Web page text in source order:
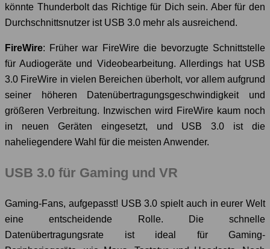
könnte Thunderbolt das Richtige für Dich sein. Aber für den
Durchschnittsnutzer ist USB 3.0 mehr als ausreichend.
FireWire: Früher war FireWire die bevorzugte Schnittstelle
für Audiogeräte und Videobearbeitung. Allerdings hat USB
3.0 FireWire in vielen Bereichen überholt, vor allem aufgrund
seiner höheren Datenübertragungsgeschwindigkeit und
größeren Verbreitung. Inzwischen wird FireWire kaum noch
in neuen Geräten eingesetzt, und USB 3.0 ist die
naheliegendere Wahl für die meisten Anwender.
USB 3.0 für Gaming und VR
Gaming-Fans, aufgepasst! USB 3.0 spielt auch in eurer Welt
eine entscheidende Rolle. Die schnelle
Datenübertragungsrate ist ideal für Gaming-